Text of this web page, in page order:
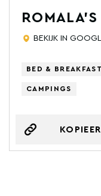
BEKIJK IN
BED & BREAKFAST
CAMPINGS